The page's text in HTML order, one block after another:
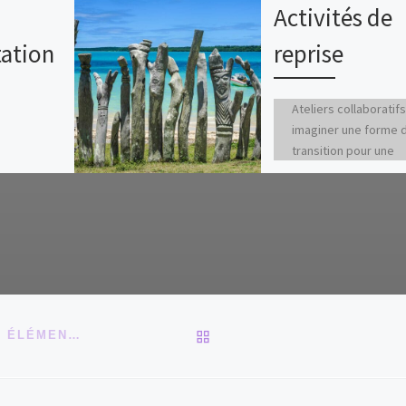
Activités de
reprise
Ateliers
imaginer une forme
transition pour une
reprise progressive.
GUIDE PÉDAGOGIQUE POUR L’ENSEIGNEMENT DES ÉLÉMENTS FONDAMENTAUX DE LA CULTURE KANAK RETOUR À LA LISTE